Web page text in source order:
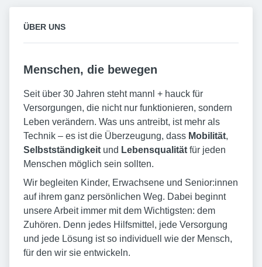
ÜBER UNS
Menschen, die bewegen
Seit über 30 Jahren steht mannl + hauck für
Versorgungen, die nicht nur funktionieren, sondern
Leben verändern. Was uns antreibt, ist mehr als
Technik – es ist die Überzeugung, dass Mobilität,
Selbstständigkeit und Lebensqualität für jeden
Menschen möglich sein sollten.
Wir begleiten Kinder, Erwachsene und Senior:innen
auf ihrem ganz persönlichen Weg. Dabei beginnt
unsere Arbeit immer mit dem Wichtigsten: dem
Zuhören. Denn jedes Hilfsmittel, jede Versorgung
und jede Lösung ist so individuell wie der Mensch,
für den wir sie entwickeln.